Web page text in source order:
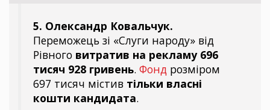
5. Олександр Ковальчук.
Переможець зі «Слуги народу» від
Рівного витратив на рекламу 696
тисяч 928 гривень. Фонд розміром
697 тисяч містив тільки власні
кошти кандидата.